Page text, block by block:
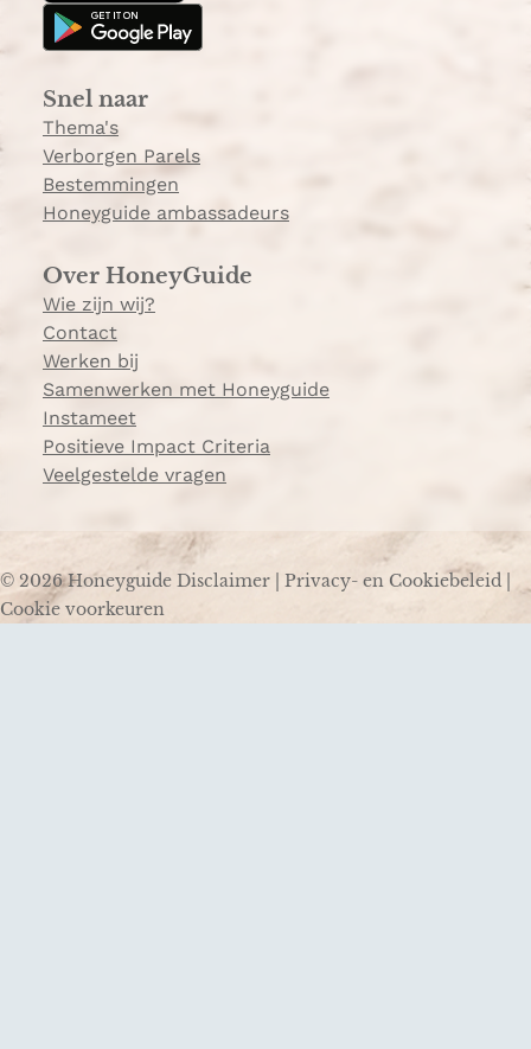
g
r
m
k
Snel naar
Thema's
Verborgen Parels
Bestemmingen
Honeyguide ambassadeurs
Over HoneyGuide
Wie zijn wij?
Contact
Werken bij
Samenwerken met Honeyguide
Instameet
Positieve Impact Criteria
Veelgestelde vragen
© 2026 Honeyguide Disclaimer Privacy- en Cookiebeleid
Cookie voorkeuren